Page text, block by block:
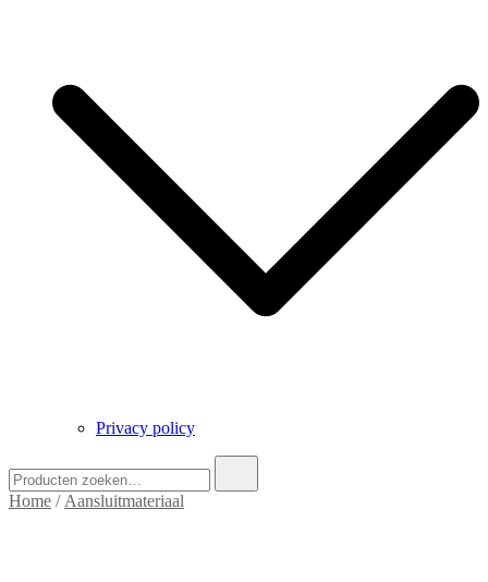
Privacy policy
naar:
Home / Aansluitmateriaal